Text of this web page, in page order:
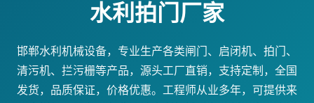
水利拍门厂家
邯郸水利机械设备，专业生产各类闸门、启闭机、拍门、
清污机、拦污栅等产品，源头工厂直销，支持定制，全国
发货，品质保证，价格优惠。工程师从业多年，可提供来